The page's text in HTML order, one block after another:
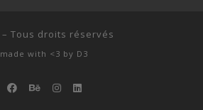
– Tous droits réservés
made with <3 by D3